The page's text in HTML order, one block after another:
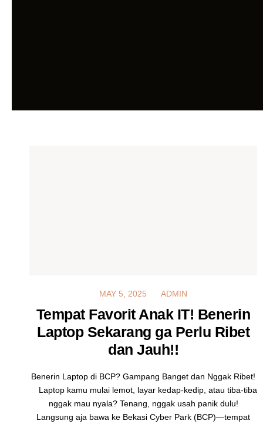
MAY 5, 2025
MAY 5, 2025 ADMIN
Tempat Favorit Anak IT! Benerin
Laptop Sekarang ga Perlu Ribet
dan Jauh!!
Benerin Laptop di BCP? Gampang Banget dan Nggak Ribet!
Laptop kamu mulai lemot, layar kedap-kedip, atau tiba-tiba
nggak mau nyala? Tenang, nggak usah panik dulu!
Langsung aja bawa ke Bekasi Cyber Park (BCP)—tempat